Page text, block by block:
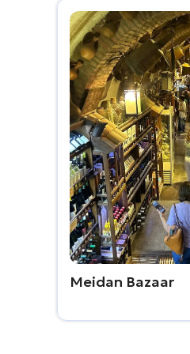
Meidan Bazaar